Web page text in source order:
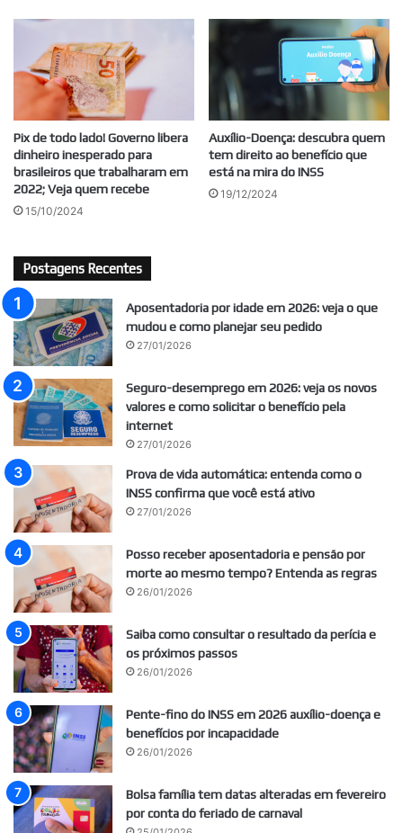
Pix de todo lado! Governo libera
dinheiro inesperado para
brasileiros que trabalharam em
2022; Veja quem recebe
15/10/2024
Auxílio-Doença: descubra quem
tem direito ao benefício que
está na mira do INSS
19/12/2024
Postagens Recentes
Aposentadoria por idade em 2026: veja o que
mudou e como planejar seu pedido
27/01/2026
Seguro-desemprego em 2026: veja os novos
valores e como solicitar o benefício pela
internet
27/01/2026
Prova de vida automática: entenda como o
INSS confirma que você está ativo
27/01/2026
Posso receber aposentadoria e pensão por
morte ao mesmo tempo? Entenda as regras
26/01/2026
Saiba como consultar o resultado da perícia e
os próximos passos
26/01/2026
Pente-fino do INSS em 2026 auxílio-doença e
benefícios por incapacidade
26/01/2026
Bolsa família tem datas alteradas em fevereiro
por conta do feriado de carnaval